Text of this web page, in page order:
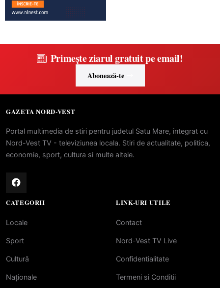
Primește ziarul gratuit pe email!
Abonează-te
GAZETA NORD-VEST
Portal multimedia de stiri pentru judetul Satu Mare, integrat cu
Nord-Vest TV - televiziunea locala. Stiri de actualitate, politica,
economie, sport, cultura si multe altele.
CATEGORII
Locale
Sport
Cultură
Naționale
LINK-URI UTILE
Contact
Nord-Vest TV Live
Confidentialitate
Termeni si Conditii